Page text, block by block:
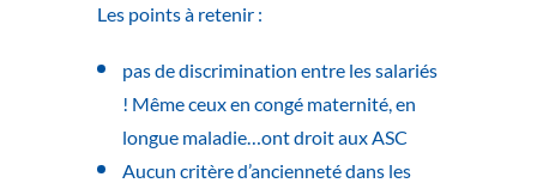
Les points à retenir :
pas de discrimination entre les salariés
! Même ceux en congé maternité, en
longue maladie…ont droit aux ASC
Aucun critère d’ancienneté dans les